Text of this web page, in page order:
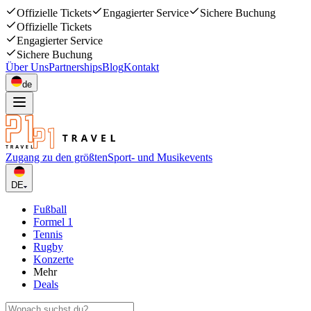
Offizielle Tickets Engagierter Service
Sichere Buchung
Offizielle Tickets
Engagierter Service
Sichere Buchung
Über UnsPartnershipsBlogKontakt
de
Zugang zu den größtenSport- und Musikevents
DE
Fußball
Formel 1
Tennis
Rugby
Konzerte
Mehr
Deals